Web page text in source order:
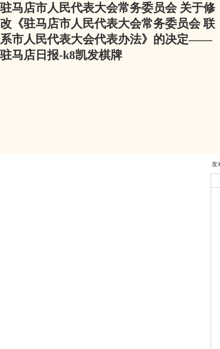
驻马店市人民代表大会常务委员会 关于修
改《驻马店市人民代表大会常务委员会 联
系市人民代表大会代表办法》的决定——
驻马店日报-k8凯发棋牌
发